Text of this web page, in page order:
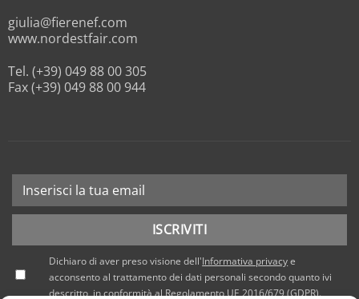
giulia@fierenef.com
www.nordestfair.com
Tel. (+39) 049 88 00 305
Fax (+39) 049 88 00 944
Dichiaro di aver preso visione dell'Informativa privacye
acconsento al trattamento dei dati personali secondo quanto ivi
descritto, in conformità al Regolamento UE 2016/679 (GDPR).